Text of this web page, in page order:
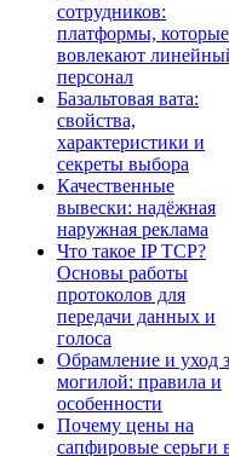
сотрудников:
платформы, которые
вовлекают
персонал
Базальтовая вата:
свойства,
характеристики и
секреты выбора
Качественные
вывески: надёжная
наружная реклама
Что такое IP TCP?
Основы работы
протоколов для
передачи данных и
голоса
Обрамление и уход
могилой: правила и
особенности
Почему цены на
сапфировые серьги